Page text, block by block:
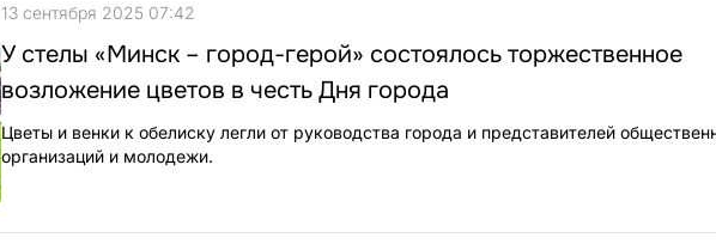
13 сентября 2025 07:42
У стелы «Минск – город-герой» состоялось торжественное
возложение цветов в честь Дня города
Цветы и венки к обелиску легли от руководства города и представителей
организаций и молодежи.